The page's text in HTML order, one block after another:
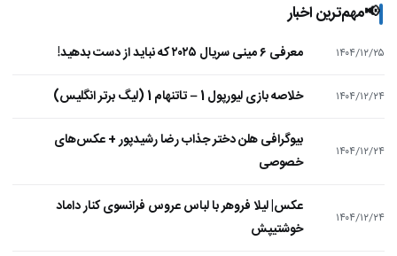
📢مهم‌ترین اخبار
۱۴۰۴/۱۲/۲۵ معرفی ۶ مینی سریال ۲۰۲۵ که نباید از دست بدهید!
۱۴۰۴/۱۲/۲۴ خلاصه بازی لیورپول 1 – تاتنهام 1 (لیگ برتر انگلیس)
۱۴۰۴/۱۲/۲۴
بیوگرافی هلن دختر جذاب رضا رشیدپور + عکس‌های
خصوصی
۱۴۰۴/۱۲/۲۴
عکس| لیلا فروهر با لباس عروس فرانسوی کنار داماد
خوشتیپش